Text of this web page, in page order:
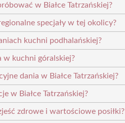
w Białce Tatrzańskiej?
specjały w tej okolicy?
kuchni podhalańskiej?
w kuchni góralskiej?
dania w Białce Tatrzańskiej?
w Białce Tatrzańskiej?
zdrowe i wartościowe posiłki?